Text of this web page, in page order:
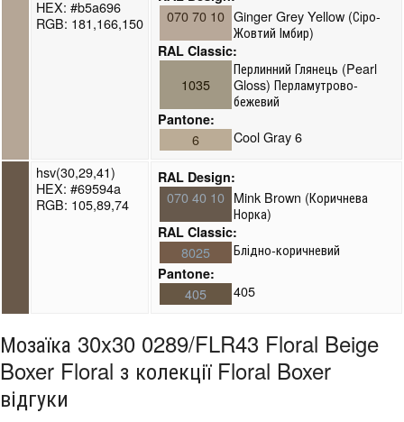
HEX: #b5a696
RGB: 181,166,150
070 70 10 Ginger Grey Yellow (Сіро-
Жовтий Імбир)
RAL Classic:
1035
Перлинний Глянець (Pearl
Gloss) Перламутрово-
бежевий
Pantone:
6
Cool Gray 6
hsv(30,29,41)
HEX: #69594a
RGB: 105,89,74
RAL Design:
070 40 10 Mink Brown (Коричнева
Норка)
RAL Classic:
8025 Блідно-коричневий
Pantone:
405 405
Мозаїка 30x30 0289/FLR43 Floral Beige
Boxer Floral з колекції Floral Boxer
відгуки